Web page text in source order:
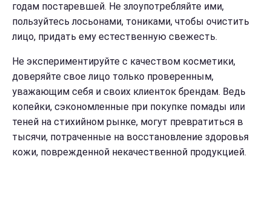
годам постаревшей. Не злоупотребляйте ими,
пользуйтесь лосьонами, тониками, чтобы очистить
лицо, придать ему естественную свежесть.
Не экспериментируйте с качеством косметики,
доверяйте свое лицо только проверенным,
уважающим себя и своих клиенток брендам. Ведь
копейки, сэкономленные при покупке помады или
теней на стихийном рынке, могут превратиться в
тысячи, потраченные на восстановление здоровья
кожи, поврежденной некачественной продукцией.